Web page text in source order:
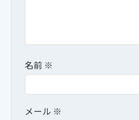
名前 ※
メール ※